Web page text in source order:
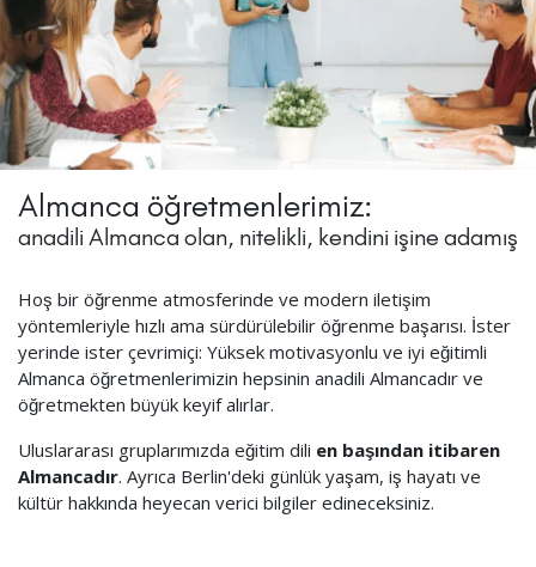
Almanca öğretmenlerimiz:
anadili Almanca olan, nitelikli, kendini işine adamış
Hoş bir öğrenme atmosferinde ve modern iletişim
yöntemleriyle hızlı ama sürdürülebilir öğrenme başarısı. İster
yerinde ister çevrimiçi: Yüksek motivasyonlu ve iyi eğitimli
Almanca öğretmenlerimizin hepsinin anadili Almancadır ve
öğretmekten büyük keyif alırlar.
Uluslararası gruplarımızda eğitim dili en başından itibaren
Almancadır. Ayrıca Berlin'deki günlük yaşam, iş hayatı ve
kültür hakkında heyecan verici bilgiler edineceksiniz.